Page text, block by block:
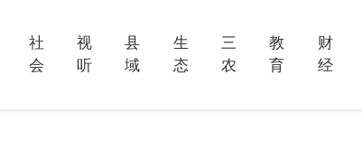
社
会
视
听
县
域
生
态
三
农
教
育
财
经